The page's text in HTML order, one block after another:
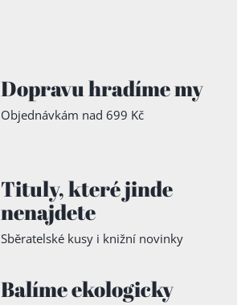
Dopravu hradíme my
Objednávkám nad 699 Kč
Tituly,které jinde
nenajdete
Sběratelské kusy i knižní novinky
Balíme ekologicky